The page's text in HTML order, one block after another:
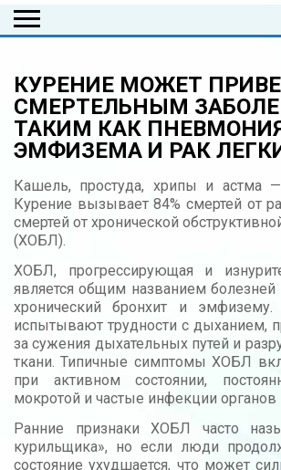
КУРЕНИЕ МОЖЕТ
СМЕРТЕЛЬНЫМ
ТАКИМ КАК
ЭМФИЗЕМА И РАК
Кашель, простуда, хрипы и астма —
Курение вызывает 84% смертей от
смертей от хронической
(ХОБЛ).
ХОБЛ, прогрессирующая и
является общим названием болезней
хронический бронхит и
испытывают трудности с дыханием,
за сужения дыхательных путей и
ткани. Типичные симптомы ХОБЛ
при активном состоянии,
мокротой и частые инфекции органов
Ранние признаки ХОБЛ часто
курильщика», но если люди
состояние ухудшается, что может